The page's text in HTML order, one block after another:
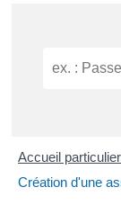
Accueil
Création d'une